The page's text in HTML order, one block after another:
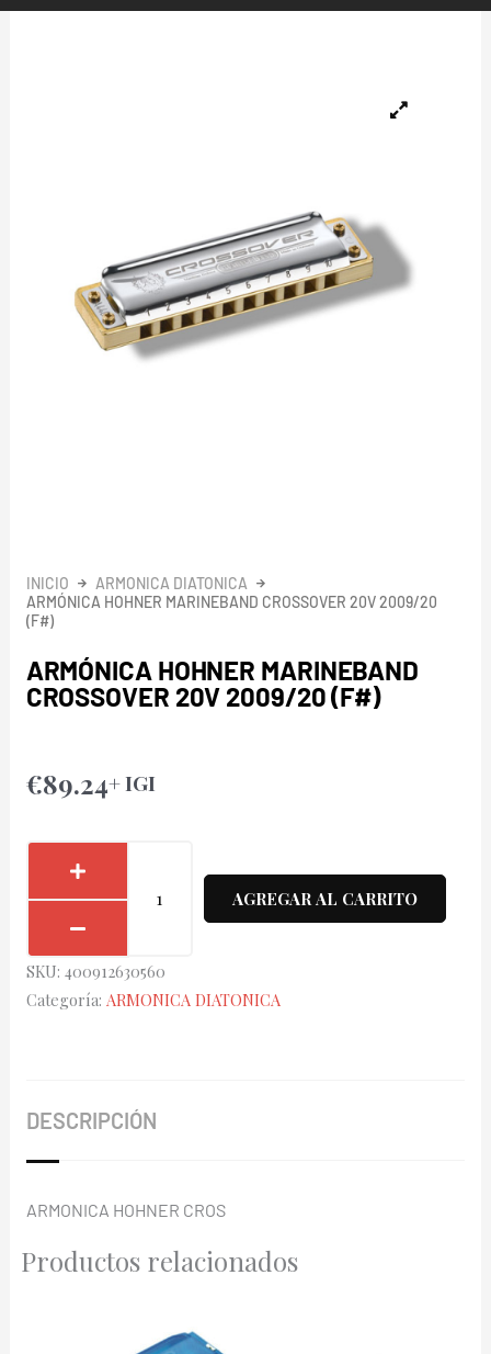
INICIO
ARMONICA DIATONICA
ARMÓNICA HOHNER MARINEBAND CROSSOVER 20V 2009/20
(F#)
ARMÓNICA HOHNER MARINEBAND
CROSSOVER 20V 2009/20 (F#)
€89.24+ IGI
Marineband
20V
2009/20
AGREGAR AL CARRITO
SKU: 400912630560
Categoría: ARMONICA DIATONICA
DESCRIPCIÓN
ARMONICA HOHNER CROS
Productos relacionados